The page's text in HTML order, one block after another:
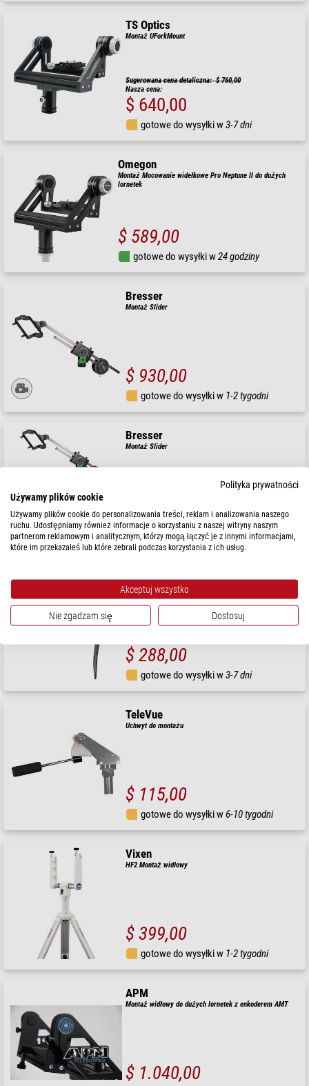
TS Optics
Montaż UForkMount
Sugerowana cena detaliczna: $ 760,00
Nasza cena:
$ 640,00
gotowe do wysyłki w3-7 dni
Omegon
Montaż Mocowanie widełkowe Pro Neptune II do dużych
lornetek
$ 589,00
gotowe do wysyłki w24 godziny
Bresser
Montaż Slider
$ 930,00
gotowe do wysyłki w 1-2 tygodni
Bresser
Montaż Slider
$ 1.160,00
gotowe do wysyłki w1-2 tygodni
Montaż Uchwyt na lornetkę FGH deluxe
$ 288,00
gotowe do wysyłki w3-7 dni
TeleVue
Uchwyt do montażu
$ 115,00
gotowe do wysyłki w6-10 tygodni
Vixen
HF2 Montaż widłowy
$ 399,00
gotowe do wysyłki w 1-2 tygodni
APM
Montaż widłowy do dużych lornetek z enkoderem AMT
$ 1.040,00
Polityka prywatności
Używamy plików cookie
Używamy plików cookie do personalizowania treści, reklam i analizowania naszego
ruchu. Udostępniamy również informacje o korzystaniu z naszej witryny naszym
partnerom reklamowym i analitycznym, którzy mogą łączyć je z innymi informacjami,
które im przekazałeś lub które zebrali podczas korzystania z ich usług.
Akceptuj wszystko
Nie zgadzam się Dostosuj